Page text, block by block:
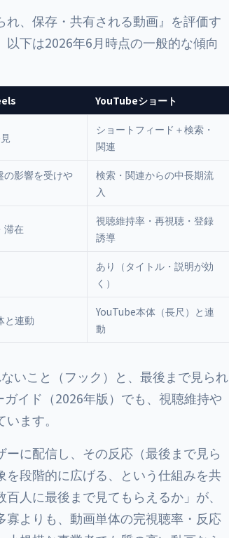
、保存・共有される動画』を評価す
下は2026年6月時点の一般的な傾向
YouTubeショート
ショートフィード＋検索・
関連
の影響を受けや
検索・関連からの中長期流
入
滞在
視聴維持率・再視聴・登録
誘導
あり（タイトル・説明が効
く）
連動
YouTube本体（長尺）と連
動
いこと（フック）と、最後まで見られ
イド（2026年版）でも、視聴維持や
ます。
に配信し、その反応（最後まで見ら
段階的に広げる、という仕組みを共
人に最後まで見てもらえるか」が、
よりも、動画単体の完視聴率・反応